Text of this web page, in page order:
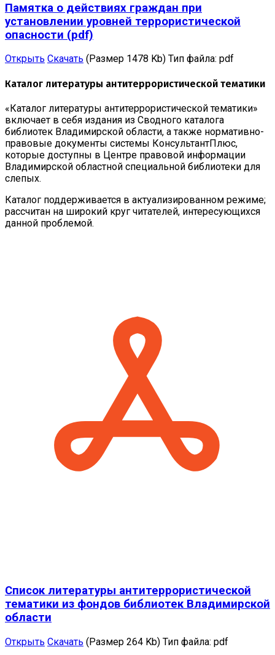
Памятка о действиях граждан при
установлении уровней террористической
опасности (pdf)
Открыть Скачать (Размер 1478 Kb) Тип файла: pdf
Каталог литературы антитеррористической тематики
«Каталог литературы антитеррористической тематики»
включает в себя издания из Сводного каталога
библиотек Владимирской области, а также нормативно-
правовые документы системы КонсультантПлюс,
которые доступны в Центре правовой информации
Владимирской областной специальной библиотеки для
слепых.
Каталог поддерживается в актуализированном режиме;
рассчитан на широкий круг читателей, интересующихся
данной проблемой.
Список литературы антитеррористической
тематики из фондов библиотек Владимирской
области
Открыть Скачать (Размер 264 Kb) Тип файла: pdf